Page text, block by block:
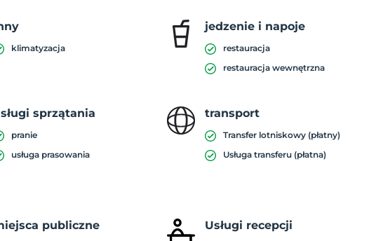
klimatyzacja
jedzenie i napoje
restauracja
restauracja wewnętrzna
sprzątania
pranie
usługa prasowania
transport
Transfer lotniskowy (płatny)
Usługa transferu (płatna)
publiczne Usługi recepcji